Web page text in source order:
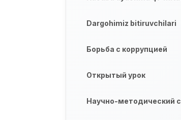
Dargohimiz bitiruvchilari
Борьба с коррупцией
Открытый урок
Научно-методический